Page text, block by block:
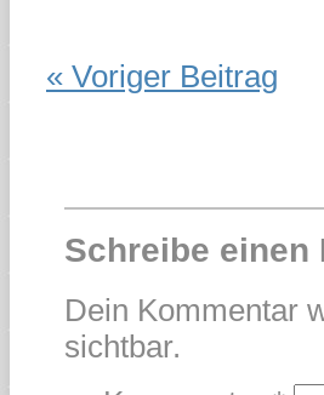
« Voriger Beitrag
Schreibe einen
Dein Kommentar
sichtbar.